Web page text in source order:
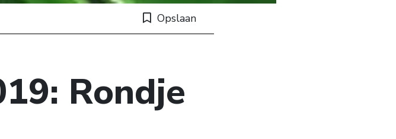
Opslaan
Rondje